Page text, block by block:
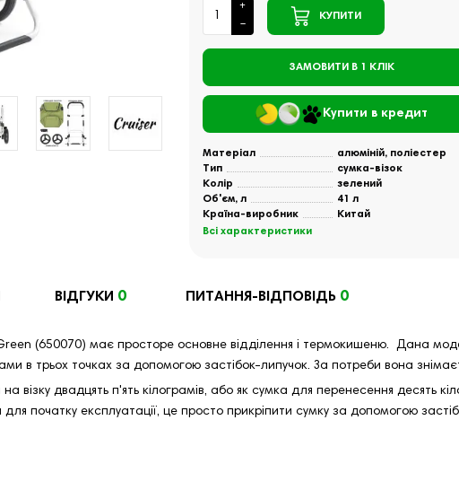
КУПИТИ
ЗАМОВИТИ В 1 КЛІК
Купити в кредит
Матеріал
алюміній, поліестер
Тип
сумка-візок
Колір
зелений
Об'єм, л
41 л
Країна-виробник
Китай
Всі характеристики
ВІДГУКИ 0 ПИТАННЯ-ВІДПОВІДЬ 0
(650070) має просторе основне відділення і термокишеню. Дана
в трьох точках за допомогою застібок-липучок. За потреби вона
двадцять п'ять кілограмів, або як сумка для перенесення десять
початку експлуатації, це просто прикріпити сумку за допомогою